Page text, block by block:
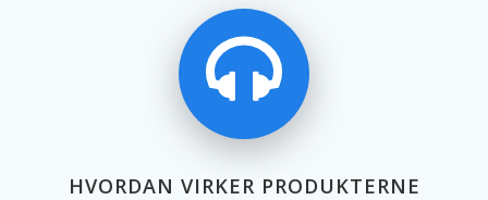
HVORDAN VIRKER PRODUKTERNE